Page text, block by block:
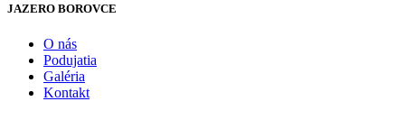
JAZERO BOROVCE
O nás
Podujatia
Galéria
Kontakt